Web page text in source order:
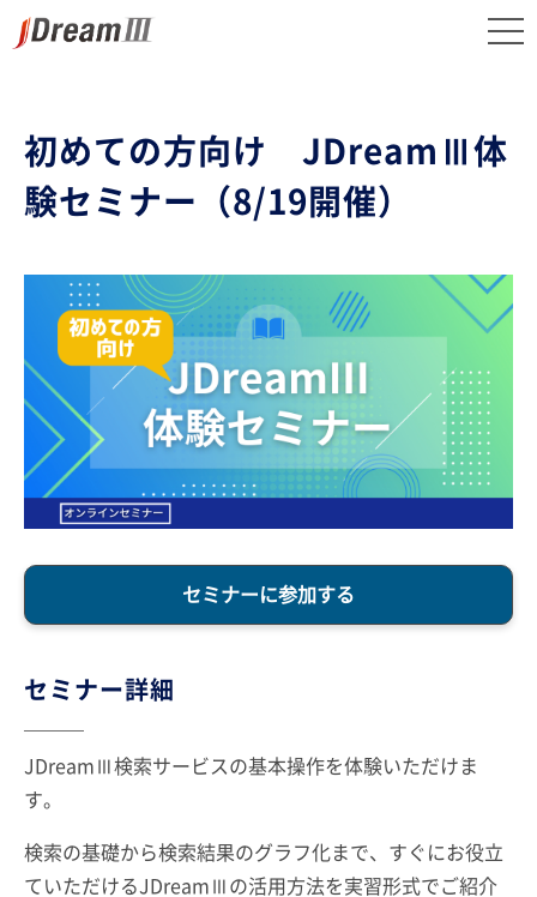
初めての方向け JDreamⅢ体
験セミナー（8/19開催）
セミナーに参加する
セミナー詳細
JDreamⅢ検索サービスの基本操作を体験いただけま
す。
検索の基礎から検索結果のグラフ化まで、すぐにお役立
ていただけるJDreamⅢの活用方法を実習形式でご紹介